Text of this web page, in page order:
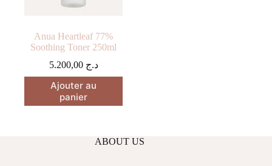
Anua Heartleaf 77%
Soothing Toner 250ml
د.ج 5.200,00
Ajouter au
panier
ABOUT US